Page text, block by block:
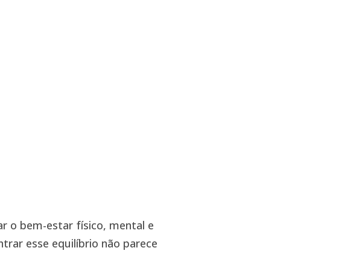
o bem-estar físico, mental e
esse equilíbrio não parece